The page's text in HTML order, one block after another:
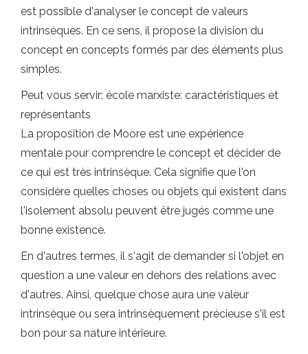
est possible d'analyser le concept de valeurs
intrinsèques. En ce sens, il propose la division du
concept en concepts formés par des éléments plus
simples.
Peut vous servir: école marxiste: caractéristiques et
représentants
La proposition de Moore est une expérience
mentale pour comprendre le concept et décider de
ce qui est très intrinsèque. Cela signifie que l'on
considère quelles choses ou objets qui existent dans
l'isolement absolu peuvent être jugés comme une
bonne existence.
En d'autres termes, il s'agit de demander si l'objet en
question a une valeur en dehors des relations avec
d'autres. Ainsi, quelque chose aura une valeur
intrinsèque ou sera intrinsèquement précieuse s'il est
bon pour sa nature intérieure.